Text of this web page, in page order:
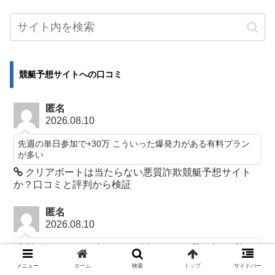
競艇予想サイトへの口コミ
匿名
2026.08.10
先週の単日参加で+30万 こういった爆発力がある有料プラン
が多い
クリアボートは当たらない悪質詐欺競艇予想サイト
か？口コミと評判から検証
匿名
2026.08.10
割引されていたので久しぶりに参加 ここは一撃で大きく勝つ
感じではないけど、週単位で見ると安定してプラスを残せる
圏内だと思う
メニュー ホーム 検索 トップ サイドバー